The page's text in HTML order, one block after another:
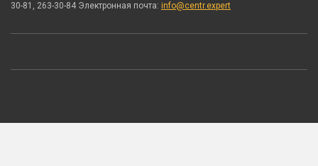
30-81, 263-30-84 Электронная почта: info@centr.expert